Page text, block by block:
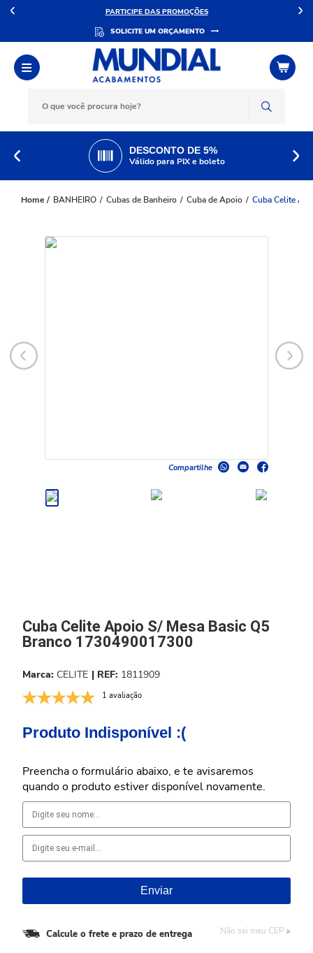
SOLICITE UM ORÇAMENTO
DESCONTO DE 5%
Válido para PIX e boleto
BANHEIRO Cubas de Banheiro Cuba de Apoio Cuba Celite
Compartilhe
Cuba Celite Apoio S/ Mesa Basic Q5
Branco 1730490017300
CELITE 1811909
1 avaliação
Produto Indisponível :(
Preencha o formulário abaixo, e te avisaremos
quando o produto estiver disponível novamente.
Calcule o frete e prazo de entrega Não sei meu CEP